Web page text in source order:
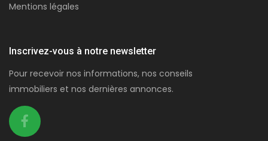
Mentions légales
Inscrivez-vous à notre newsletter
Pour recevoir nos informations, nos conseils
immobiliers et nos dernières annonces.